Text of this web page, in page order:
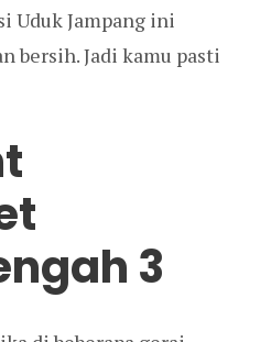
Uduk Jampang ini
bersih. Jadi kamu pasti
3